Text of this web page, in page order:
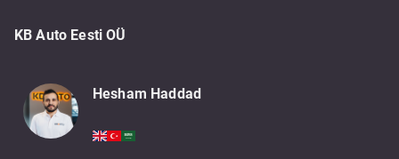
KB Auto Eesti OÜ
Hesham Haddad